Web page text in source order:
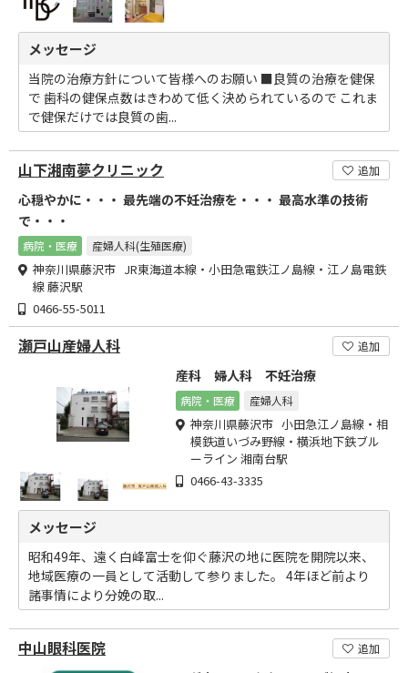
メッセージ
当院の治療方針について皆様へのお願い ■良質の治療を健保
で 歯科の健保点数はきわめて低く決められているので これま
で健保だけでは良質の歯...
山下湘南夢クリニック 追加
心穏やかに・・・ 最先端の不妊治療を・・・ 最高水準の技術
で・・・
病院・医療 産婦人科(生殖医療)
神奈川県藤沢市 JR東海道本線・小田急電鉄江ノ島線・江ノ島電鉄
線 藤沢駅
0466-55-5011
瀬戸山産婦人科 追加
産科 婦人科 不妊治療
病院・医療 産婦人科
神奈川県藤沢市 小田急江ノ島線・相
模鉄道いづみ野線・横浜地下鉄ブル
ーライン 湘南台駅
0466-43-3335
メッセージ
昭和49年、遠く白峰富士を仰ぐ藤沢の地に医院を開院以来、
地域医療の一員として活動して参りました。 4年ほど前より
諸事情により分娩の取...
中山眼科医院 追加